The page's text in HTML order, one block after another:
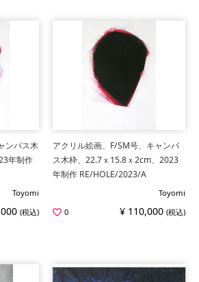
ンバス木
年制作
Toyomi
(税込)
アクリル絵画、F/SM号、キャンバ
ス木枠、22.7ｘ15.8ｘ2cm、2023
年制作 RE/HOLE/2023/A
Toyomi
0
¥ 110,000 (税込)